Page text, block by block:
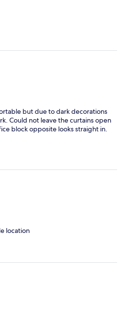
but due to dark decorations
Could not leave the curtains open
block opposite looks straight in.
location